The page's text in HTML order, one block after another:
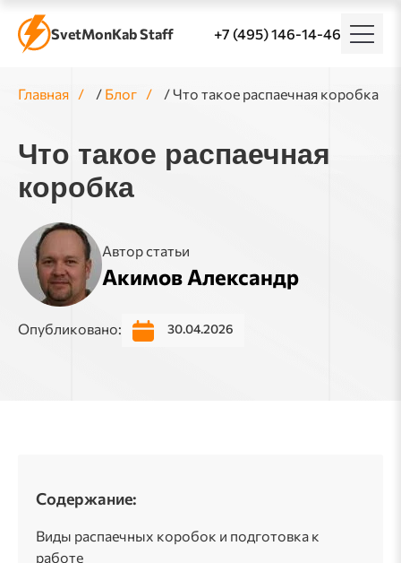
SvetMonKab Staff +7 (495) 146-14-46
Главная / Блог /Что такое распаечная коробка
Что такое распаечная
коробка
Автор статьи
Акимов Александр
Опубликовано: 30.04.2026
Содержание:
Виды распаечных коробок и подготовка к
работе